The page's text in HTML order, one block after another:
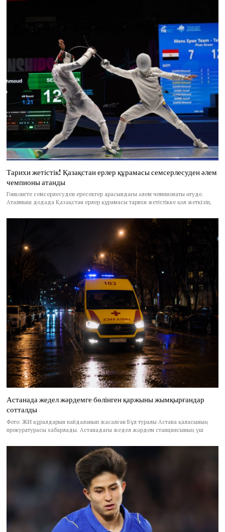
Тарихи жетістік! Қазақстан ерлер құрамасы семсерлесуден әлем
чемпионы атанды
Гонконгте семсерлесуден ересектер арасындағы әлем чемпионаты өтуде.
Аталмыш додада Қазақстан ерлер құрамасы тарихи жетістікке қол жеткізіп,
Астанада жедел жәрдемге бөлінген қаржыны жымқырғандар
сотталды
Фото: ЖИ құралдарын пайдаланып жасалған Бұл туралы Астана қаласының
прокуратурасы хабарлады. Астанадағы жедел жәрдем станциясының үш